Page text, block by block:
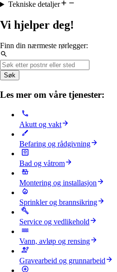
Tekniske detaljer
Vi hjelper deg!
Finn din nærmeste rørlegger:
Søk
Les mer om våre tjenester:
Akutt og vakt
Befaring og rådgivning
Bad og våtrom
Montering og installasjon
Sprinkler og brannsikring
Service og vedlikehold
Vann, avløp og rensing
Gravearbeid og grunnarbeid